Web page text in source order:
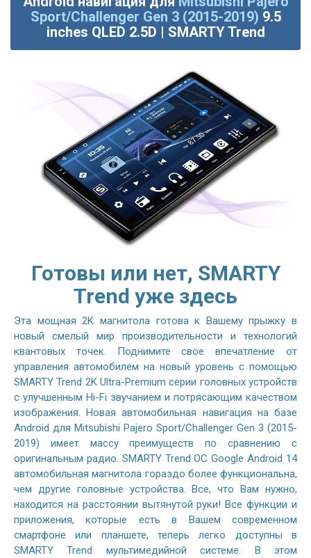
Sport/Challenger Gen 3 (2015-2019) 9.5
inches QLED 2.5D | SMARTY Trend
Готовы или нет, SMARTY
Trend уже здесь
Эта мощная 2K магнитола готова к Вашему прыжку в
новый смелый мир производительности и технологий
квантовых точек. Поднимите свое впечатление от
управления автомобилем на новый уровень с помощью
SMARTY Trend 2K Ultra-Premium серии головных устройств
с улучшенным Hi-Fi звучанием и потрясающим качеством
изображения. Новая автомобильная навигация на базе
Android для Mitsubishi Pajero Sport/Challenger Gen 3 (2015-
2019) имеет массу преимуществ по сравнению с
оригинальным радио. SMARTY Trend ОС Google Android 14
автомобильная магнитола гораздо более функциональна,
чем другие головные устройства. Все, что Вам нужно,
находится на расстоянии вытянутой руки! Все функции и
приложения, которые есть в Вашем современном
смартфоне или планшете, теперь легко доступны в
SMARTY Trend мультимедийной системе. В этом